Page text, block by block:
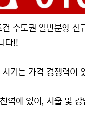
수도권 일반분양 신
다!!
기는 가격 경쟁력이
역에 있어, 서울 및